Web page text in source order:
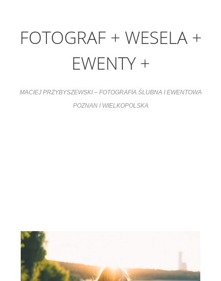
FOTOGRAF + WESELA +
EWENTY +
MACIEJ PRZYBYSZEWSKI – FOTOGRAFIA ŚLUBNA I EWENTOWA
POZNAN I WIELKOPOLSKA